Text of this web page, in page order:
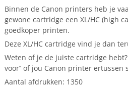
Binnen de Canon printers heb je
gewone cartridge een XL/HC (high
goedkoper printen.
Deze XL/HC cartridge vind je dan
Weten of je de juiste cartridge
voor’’ of jou Canon printer ertussen
Aantal afdrukken: 1350